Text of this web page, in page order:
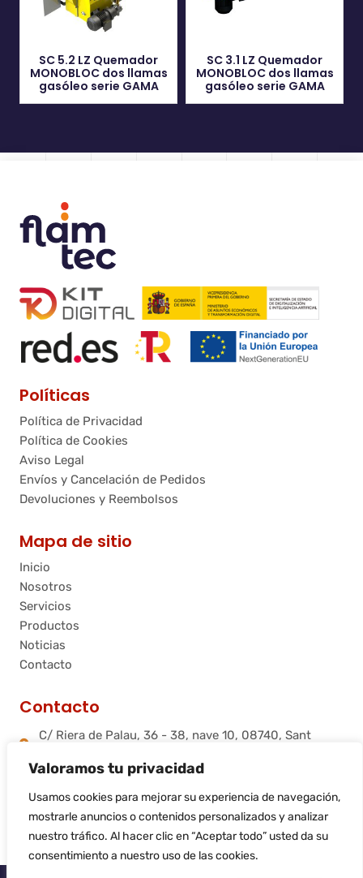
Valoramos tu privacidad
Usamos cookies para mejorar su experiencia de navegación,
mostrarle anuncios o contenidos personalizados y analizar
nuestro tráfico. Al hacer clic en “Aceptar todo” usted da su
consentimiento a nuestro uso de las cookies.
SC 5.2 LZ Quemador
MONOBLOC dos llamas
gasóleo serie GAMA
SC 3.1 LZ Quemador
MONOBLOC dos llamas
gasóleo serie GAMA
Políticas
Política de Privacidad
Política de Cookies
Aviso Legal
Envíos y Cancelación de Pedidos
Devoluciones y Reembolsos
Mapa de sitio
Inicio
Nosotros
Servicios
Productos
Noticias
Contacto
Contacto
C/ Riera de Palau, 36 - 38, nave 10, 08740, Sant
info@flamtec.es
+34 937 06 00 52
Flamtec Combustión Ibérica, S.L.